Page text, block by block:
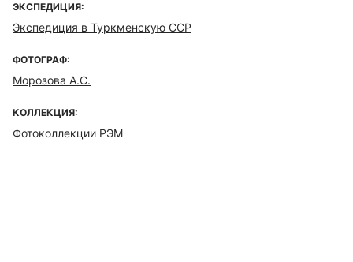
ЭКСПЕДИЦИЯ:
Экспедиция в Туркменскую ССР
ФОТОГРАФ:
Морозова А.С.
КОЛЛЕКЦИЯ:
Фотоколлекции РЭМ